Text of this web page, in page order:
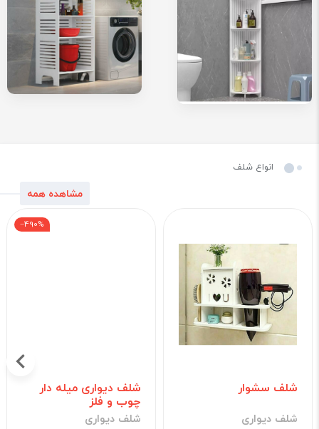
انواع شلف
مشاهده همه
شلف سشوار
شلف دیواری
شلف دیواری میله دار
چوب و فلز
شلف دیواری
‎−490%